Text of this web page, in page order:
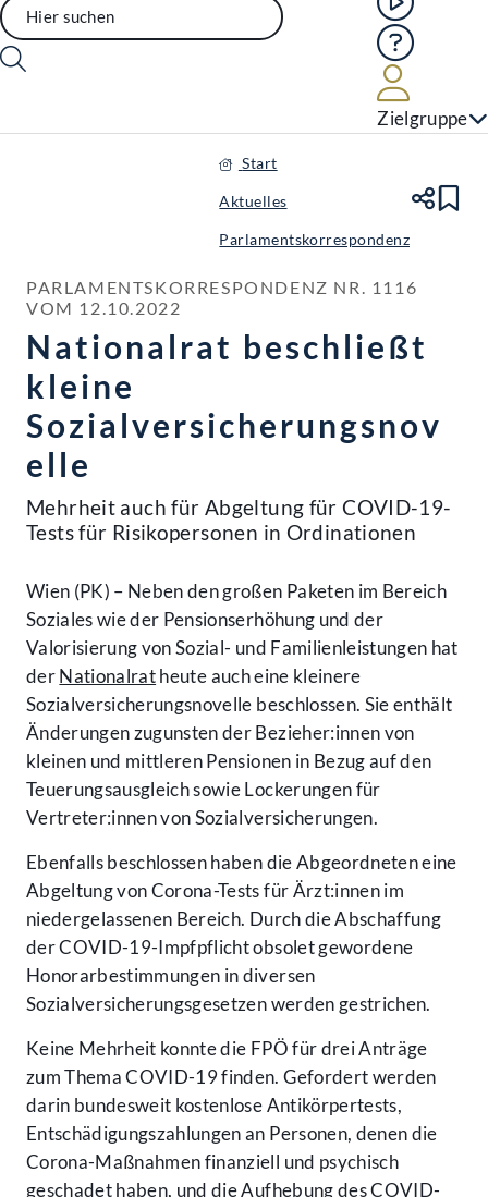
Hilfe
Zielgruppe
Start
Aktuelles
Parlamentskorrespondenz
PARLAMENTSKORRESPONDENZ NR. 1116
VOM 12.10.2022
Nationalrat beschließt
kleine
Sozialversicherungsnov
elle
Mehrheit auch für Abgeltung für COVID-19-
Tests für Risikopersonen in Ordinationen
Wien (PK) – Neben den großen Paketen im Bereich
Soziales wie der Pensionserhöhung und der
Valorisierung von Sozial- und Familienleistungen hat
derNationalratheute auch eine kleinere
Sozialversicherungsnovelle beschlossen. Sie enthält
Änderungen zugunsten der Bezieher:innen von
kleinen und mittleren Pensionen in Bezug auf den
Teuerungsausgleich sowie Lockerungen für
Vertreter:innen von Sozialversicherungen.
Ebenfalls beschlossen haben die Abgeordneten eine
Abgeltung von Corona-Tests für Ärzt:innen im
niedergelassenen Bereich. Durch die Abschaffung
der COVID-19-Impfpflicht obsolet gewordene
Honorarbestimmungen in diversen
Sozialversicherungsgesetzen werden gestrichen.
Keine Mehrheit konnte die FPÖ für drei Anträge
zum Thema COVID-19 finden. Gefordert werden
darin bundesweit kostenlose Antikörpertests,
Entschädigungszahlungen an Personen, denen die
Corona-Maßnahmen finanziell und psychisch
geschadet haben, und die Aufhebung des COVID-